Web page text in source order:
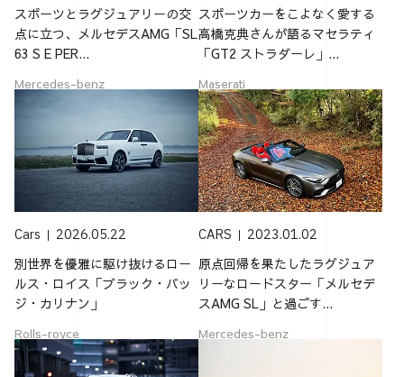
スポーツとラグジュアリーの交
点に立つ、メルセデスAMG「SL
63 S E PER...
Mercedes-benz
スポーツカーをこよなく愛する
高橋克典さんが語るマセラティ
「GT2 ストラダーレ」...
Maserati
Cars 2026.05.22
別世界を優雅に駆け抜けるロー
ルス・ロイス「ブラック・バッ
ジ・カリナン」
Rolls-royce
CARS 2023.01.02
原点回帰を果たしたラグジュア
リーなロードスター「メルセデ
スAMG SL」と過ごす...
Mercedes-benz